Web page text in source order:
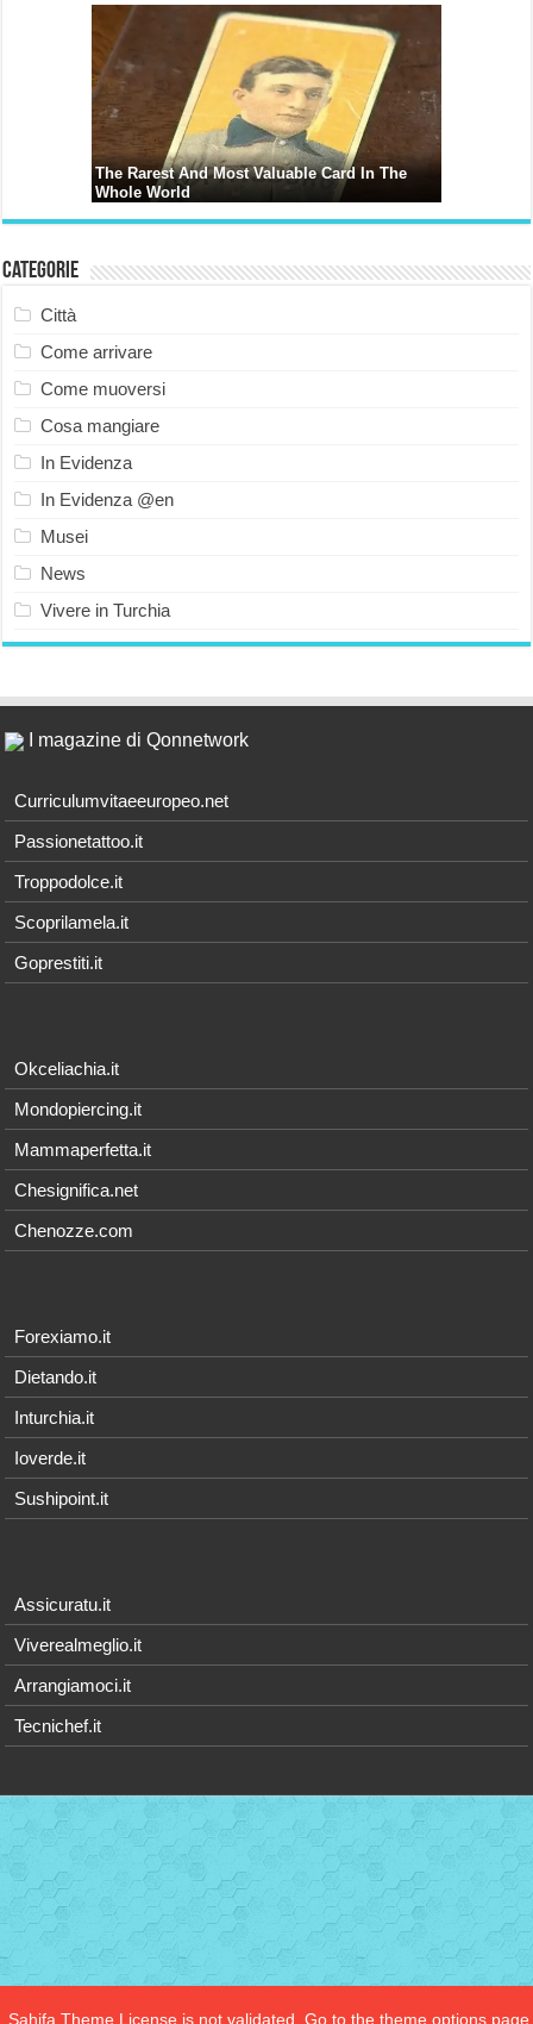
Categorie
Città
Come arrivare
Come muoversi
Cosa mangiare
In Evidenza
In Evidenza @en
Musei
News
Vivere in Turchia
I magazine di Qonnetwork
Curriculumvitaeeuropeo.net
Passionetattoo.it
Troppodolce.it
Scoprilamela.it
Goprestiti.it
Okceliachia.it
Mondopiercing.it
Mammaperfetta.it
Chesignifica.net
Chenozze.com
Forexiamo.it
Dietando.it
Inturchia.it
Ioverde.it
Sushipoint.it
Assicuratu.it
Viverealmeglio.it
Arrangiamoci.it
Tecnichef.it
Sahifa Theme License is not validated, Go to the theme options page